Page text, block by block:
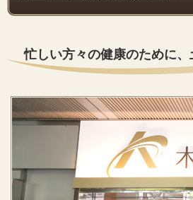
忙しい方々の健康のために